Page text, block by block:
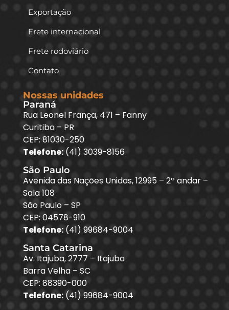
Exportação
Frete internacional
Frete rodoviário
Contato
Nossas unidades
Paraná
Rua Leonel França, 471 – Fanny
Curitiba – PR
CEP: 81030-250
Telefone: (41) 3039-8156
São Paulo
Avenida das Nações Unidas, 12995 – 2º andar –
Sala 108
São Paulo – SP
CEP: 04578-910
Telefone: (41) 99684-9004
Santa Catarina
Av. Itajuba, 2777 – Itajuba
Barra Velha – SC
CEP: 88390-000
Telefone: (41) 99684-9004